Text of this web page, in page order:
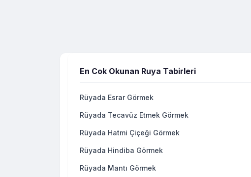
En Cok Okunan Ruya Tabirleri
Rüyada Esrar Görmek
Rüyada Tecavüz Etmek Görmek
Rüyada Hatmi Çiçeği Görmek
Rüyada Hindiba Görmek
Rüyada Mantı Görmek